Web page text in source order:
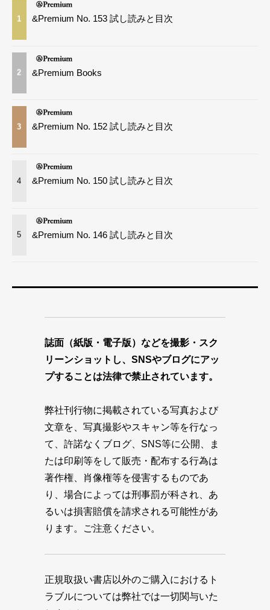
1 &Premium No. 153 試し読みと目次
2 &Premium Books
3 &Premium No. 152 試し読みと目次
4 &Premium No. 150 試し読みと目次
5 &Premium No. 146 試し読みと目次
誌面（紙版・電子版）などを撮影・スク
リーンショットし、SNSやブログにアッ
プすることは法律で禁止されています。
弊社刊行物に掲載されている写真および
文章を、写真撮影やスキャン等を行なっ
て、許諾なくブログ、SNS等に公開、ま
たは印刷等をして販売・配布する行為は
著作権、肖像権等を侵害するものであ
り、場合によっては刑事罰が科され、あ
るいは損害賠償を請求される可能性があ
ります。ご注意ください。
正規取扱い書店以外のご購入におけるト
ラブルについては弊社では一切関与いた